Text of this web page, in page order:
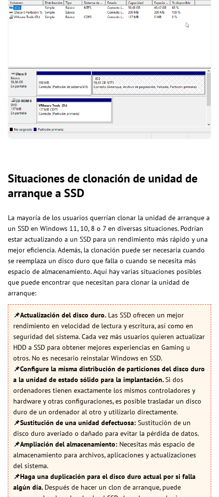
Situaciones de clonación de unidad de
arranque a SSD
La mayoría de los usuarios querrían clonar la unidad de arranque a
un SSD en Windows 11, 10, 8 o 7 en diversas situaciones. Podrían
estar actualizando a un SSD para un rendimiento más rápido y una
mejor eficiencia. Además, la clonación puede ser necesaria cuando
se reemplaza un disco duro que falla o cuando se necesita más
espacio de almacenamiento. Aquí hay varias situaciones posibles
que puede encontrar que necesitan para clonar la unidad de
arranque:
📌Actualización del disco duro. Las SSD ofrecen un mejor
rendimiento en velocidad de lectura y escritura, así como en
seguridad del sistema. Cada vez más usuarios quieren actualizar
HDD a SSD para obtener mejores experiencias en Gaming u
otros. No es necesario reinstalar Windows en SSD.
📌Configure la misma distribución de particiones del disco duro
a la unidad de estado sólido para la implantación.Si dos
ordenadores tienen exactamente los mismos controladores y
hardware y otras configuraciones, es posible trasladar un disco
duro de un ordenador al otro y utilizarlo directamente.
📌Sustitución de una unidad defectuosa: Sustitución de un
disco duro averiado o dañado para evitar la pérdida de datos.
📌Ampliación del almacenamiento: Necesitas más espacio de
almacenamiento para archivos, aplicaciones y actualizaciones
del sistema.
📌Haga una duplicación para el disco duro actual por si falla
algún día. Después de hacer un clon de arranque, puede